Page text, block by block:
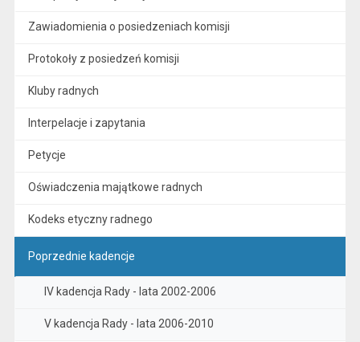
Zawiadomienia o posiedzeniach komisji
Protokoły z posiedzeń komisji
Kluby radnych
Interpelacje i zapytania
Petycje
Oświadczenia majątkowe radnych
Kodeks etyczny radnego
Poprzednie kadencje
IV kadencja Rady - lata 2002-2006
V kadencja Rady - lata 2006-2010